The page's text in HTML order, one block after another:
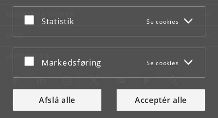
underCookie- og privatlivspolitiksom du finder i
bunden af hver side.
Acceptér eller afslå
Statistik Se cookies
Acceptér eller afslå
Markedsføring Se cookies
Afslå alle Acceptér alle
NØDSITUATIONER
WEB
MØD KU PÅ